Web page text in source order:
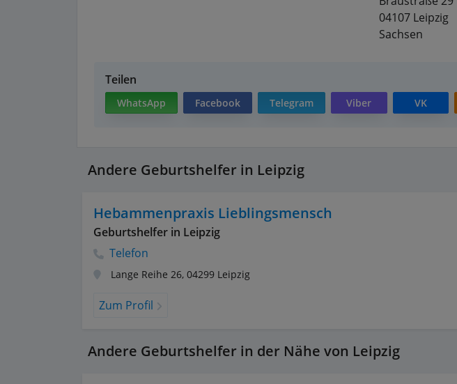
04107 Leipzig
Sachsen
Teilen
WhatsApp Facebook Telegram Viber VK
Andere Geburtshelfer in Leipzig
Hebammenpraxis Lieblingsmensch
Geburtshelfer in Leipzig
Telefon
Lange Reihe 26, 04299 Leipzig
Zum Profil
Andere Geburtshelfer in der Nähe von Leipzig